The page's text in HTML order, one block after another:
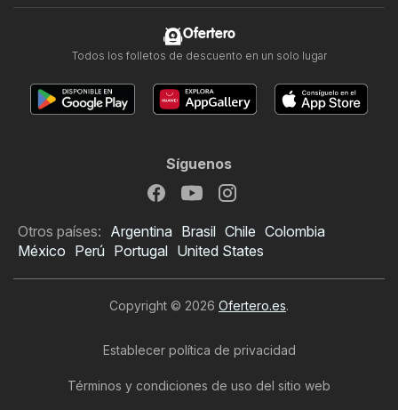
Ofertero
Todos los folletos de descuento en un solo lugar
Síguenos
Otros países: Argentina Brasil Chile Colombia
México Perú Portugal United States
Copyright © 2026 Ofertero.es.
Establecer política de privacidad
Términos y condiciones de uso del sitio web